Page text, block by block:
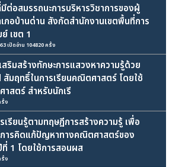
ต่อสมรรถนะการบริหารวิชาการของผู้
ภอบ้านด่าน สังกัดสำนักงานเขตพื้นที่การ
เขต 1
เปิดอ่าน 104820 ครั้ง
ริมสร้างทักษะการแสวงหาความรู้ด้วย
สัมฤทธิ์ในการเรียนคณิตศาสตร์ โดยใช้
สตร์ สำหรับนักเรี
รั้ง
รียนรู้ตามทฤษฏีการสร้างความรู้ เพื่อ
ารคิดแก้ปัญหาทางคณิตศาสตร์ของ
1 โดยใช้การสอนผส
รั้ง